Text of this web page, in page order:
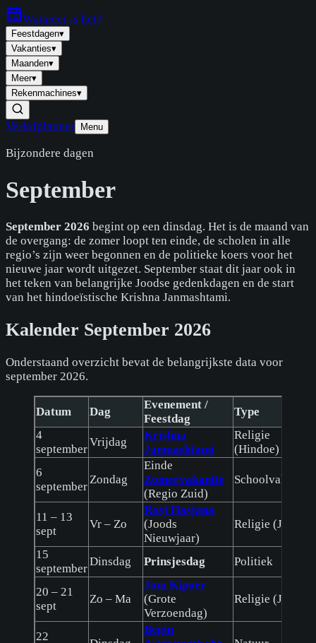
Wanneer is het?
Feestdagen▾
Vakanties▾
Maanden▾
Meer▾
Rekenmachines▾
Verlofplanner Menu
Bijzondere dagen
September
September 2026 begint op een dinsdag. Het is de maand van
de overgang: de zomer loopt ten einde, de scholen in alle
regio’s zijn weer begonnen en de politieke koers voor het
nieuwe jaar wordt uitgezet. September staat dit jaar ook in
het teken van belangrijke Joodse gedenkdagen en de start
van het hindoeïstische Krishna Janmashtami.
Kalender September 2026
Onderstaand overzicht bevat de belangrijkste data voor
september 2026.
Datum Dag
Evenement /
Feestdag
Type
4
september
Vrijdag
Krishna
Janmashtami
Religie
(Hindoe)
6
september
Zondag
Einde
Zomervakantie
(Regio Zuid)
Schoolvakantie
11 – 13
sept
Vr – Zo
Rosj Hasjana
(Joods
Nieuwjaar)
Religie (Joods)
15
september
Dinsdag Prinsjesdag Politiek
20 – 21
sept
Zo – Ma
Jom Kipoer
(Grote
Verzoendag)
Religie (Joods)
22
Begin